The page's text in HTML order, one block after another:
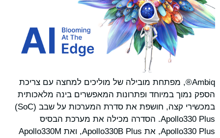
Ambiq®, מפתחת מובילה של מוליכים למחצה עם צריכת
הספק נמוך במיוחד ופתרונות המאפשרים בינה מלאכותית
במכשירי קצה, חושפת את סדרת המערכות על שבב (SoC)
Apollo330 Plus. הסדרה מכילה את מערכת הבסיס
Apollo330 Plus, את Apollo330B Plus, ואת Apollo330M